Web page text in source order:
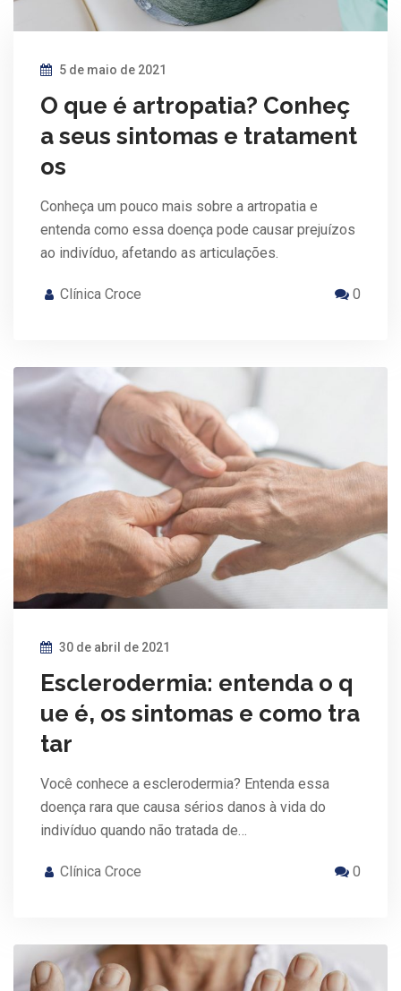
5 de maio de 2021
O que é artropatia? Conheç
a seus sintomas e tratament
os
Conheça um pouco mais sobre a artropatia e
entenda como essa doença pode causar prejuízos
ao indivíduo, afetando as articulações.
Clínica Croce 0
30 de abril de 2021
Esclerodermia: entenda o q
ue é, os sintomas e como tra
tar
Você conhece a esclerodermia? Entenda essa
doença rara que causa sérios danos à vida do
indivíduo quando não tratada de…
Clínica Croce 0